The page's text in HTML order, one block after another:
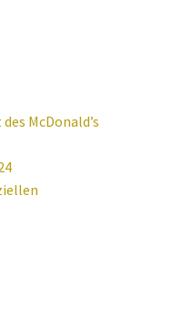
McDonald’s